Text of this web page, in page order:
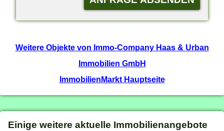
Weitere Objekte von Immo-Company Haas & Urban
Immobilien GmbH
ImmobilienMarkt Hauptseite
Einige weitere aktuelle Immobilienangebote